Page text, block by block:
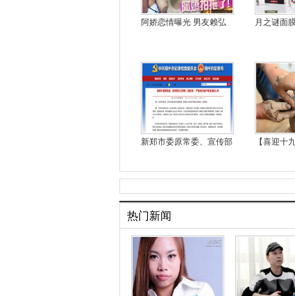
阿娇恋情曝光 男友赖弘 月之谜面
新郑市委原常委、宣传部 【喜迎十
热门新闻